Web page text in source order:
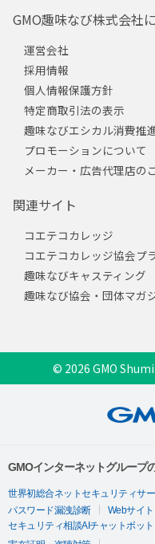
GMO趣味なび株式会社
運営会社
採用情報
個人情報保護方針
特定商取引法の表示
趣味なびエシカル消費推
プロモーションについて
メーカー・広告代理店の
関連サイト
コエテコカレッジ
コエテコカレッジ協会プ
趣味なびキャスティング
趣味なび協会・団体マガ
© 2026 GMO